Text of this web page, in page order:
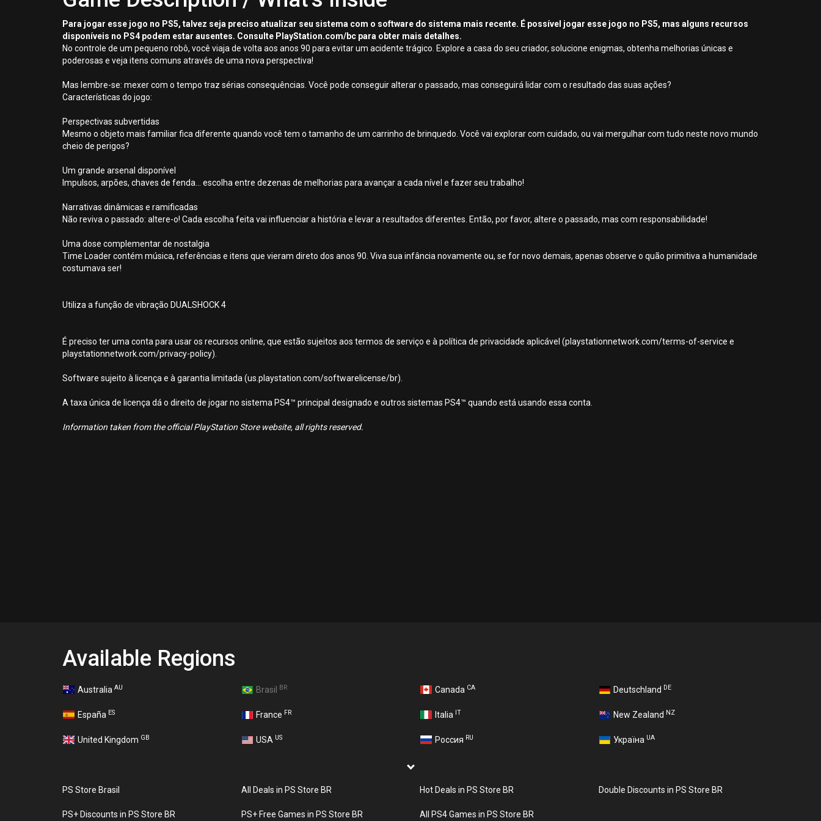
Para jogar esse jogo no PS5, talvez seja preciso atualizar seu sistema com o software do sistema mais recente. É possível jogar esse jogo no PS5, mas alguns recursos
disponíveis no PS4 podem estar ausentes. Consulte PlayStation.com/bc para obter mais detalhes.
No controle de um pequeno robô, você viaja de volta aos anos 90 para evitar um acidente trágico. Explore a casa do seu criador, solucione enigmas, obtenha melhorias únicas e
poderosas e veja itens comuns através de uma nova perspectiva!
Mas lembre-se: mexer com o tempo traz sérias consequências. Você pode conseguir alterar o passado, mas conseguirá lidar com o resultado das suas ações?
Características do jogo:
Perspectivas subvertidas
Mesmo o objeto mais familiar fica diferente quando você tem o tamanho de um carrinho de brinquedo. Você vai explorar com cuidado, ou vai mergulhar com tudo neste novo mundo
cheio de perigos?
Um grande arsenal disponível
Impulsos, arpões, chaves de fenda... escolha entre dezenas de melhorias para avançar a cada nível e fazer seu trabalho!
Narrativas dinâmicas e ramificadas
Não reviva o passado: altere-o! Cada escolha feita vai influenciar a história e levar a resultados diferentes. Então, por favor, altere o passado, mas com responsabilidade!
Uma dose complementar de nostalgia
Time Loader contém música, referências e itens que vieram direto dos anos 90. Viva sua infância novamente ou, se for novo demais, apenas observe o quão primitiva a humanidade
costumava ser!
Utiliza a função de vibração DUALSHOCK 4
É preciso ter uma conta para usar os recursos online, que estão sujeitos aos termos de serviço e à política de privacidade aplicável (playstationnetwork.com/terms-of-service e
playstationnetwork.com/privacy-policy).
Software sujeito à licença e à garantia limitada (us.playstation.com/softwarelicense/br).
A taxa única de licença dá o direito de jogar no sistema PS4™ principal designado e outros sistemas PS4™ quando está usando essa conta.
Information taken from the official PlayStation Store website, all rights reserved.
Available Regions
Australia AU Brasil BR Canada CA Deutschland DE
España ES France FR Italia IT New Zealand NZ
United Kingdom GB USA US Россия RU Україна UA
PS Store Brasil All Deals in PS Store BR Hot Deals in PS Store BR Double Discounts in PS Store BR
PS+ Discounts in PS Store BR PS+ Free Games in PS Store BR All PS4 Games in PS Store BR